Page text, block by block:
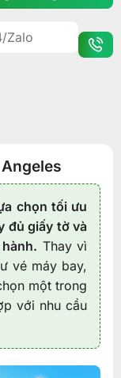
chọn tối ưu
đủ giấy tờ và
Thay vì
vé máy bay,
một trong
với nhu cầu